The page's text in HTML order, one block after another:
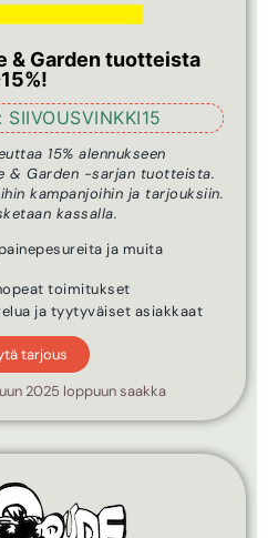
& Garden tuotteista
15% alennukseen
& Garden -sarjan tuotteista.
kampanjoihin ja tarjouksiin.
kassalla.
ja muita
toimitukset
ja tyytyväiset asiakkaat
tarjous
2025 loppuun saakka